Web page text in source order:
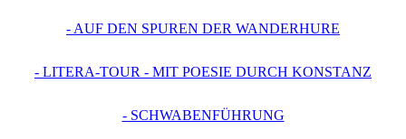
- AUF DEN SPUREN DER WANDERHURE
- LITERA-TOUR - MIT POESIE DURCH KONSTANZ
- SCHWABENFÜHRUNG